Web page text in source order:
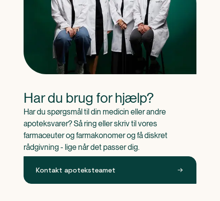
Har du brug for hjælp?
Har du spørgsmål til din medicin eller andre
apoteksvarer? Så ring eller skriv til vores
farmaceuter og farmakonomer og få diskret
rådgivning - lige når det passer dig.
Kontakt apoteksteamet